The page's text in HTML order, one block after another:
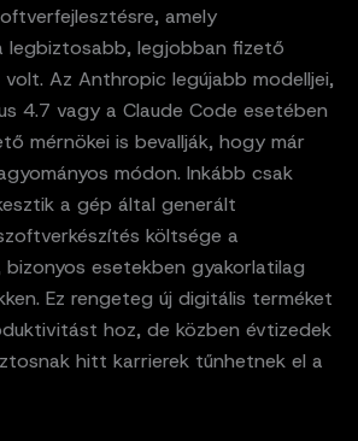
amely
legbiztosabb, legjobban fizető
Az Anthropic legújabb modelljei,
4.7 vagy a Claude Code esetében
mérnökei is bevallják, hogy már
módon. Inkább csak
a gép által generált
költsége a
bizonyos esetekben gyakorlatilag
Ez rengeteg új digitális terméket
hoz, de közben évtizedek
hitt karrierek tűnhetnek el a